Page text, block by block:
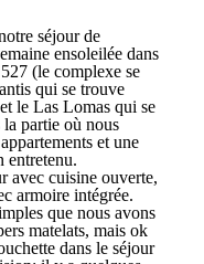
séjour de
ensoleilée dans
(le complexe se
qui se trouve
le Las Lomas qui se
partie où nous
et une
entretenu.
avec cuisine ouverte,
armoire intégrée.
que nous avons
matelats, mais ok
dans le séjour